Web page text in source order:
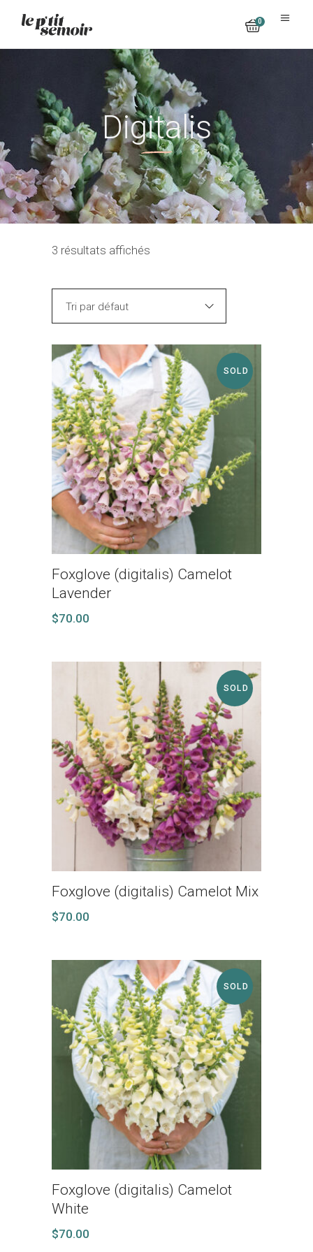
0
No products in the cart.
Digitalis
3 résultats affichés
Tri par défaut
SOLD
Foxglove (digitalis) Camelot
Lavender
$70.00
SOLD
Foxglove (digitalis) Camelot Mix
$70.00
SOLD
Foxglove (digitalis) Camelot
White
$70.00